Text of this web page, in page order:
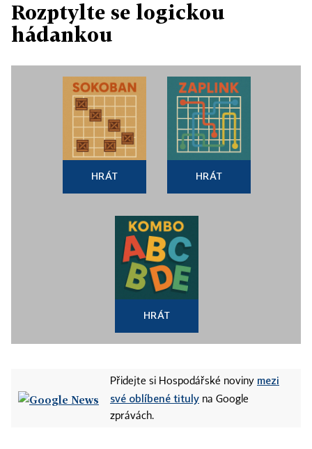
Rozptylte se logickou
hádankou
HRÁT HRÁT
HRÁT
Přidejte si Hospodářské noviny mezi
své oblíbené tituly na Google
zprávách.